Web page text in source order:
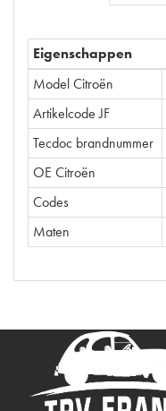
Eigenschappen
Model Citroën
Artikelcode JF
Tecdoc brandnummer
OE Citroën
Codes
Maten